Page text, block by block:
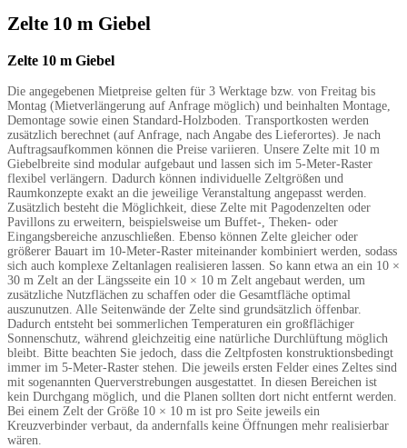
Zelte 10 m Giebel
Zelte 10 m Giebel
Die angegebenen Mietpreise gelten für 3 Werktage bzw. von Freitag bis
Montag (Mietverlängerung auf Anfrage möglich) und beinhalten Montage,
Demontage sowie einen Standard-Holzboden. Transportkosten werden
zusätzlich berechnet (auf Anfrage, nach Angabe des Lieferortes). Je nach
Auftragsaufkommen können die Preise variieren. Unsere Zelte mit 10 m
Giebelbreite sind modular aufgebaut und lassen sich im 5-Meter-Raster
flexibel verlängern. Dadurch können individuelle Zeltgrößen und
Raumkonzepte exakt an die jeweilige Veranstaltung angepasst werden.
Zusätzlich besteht die Möglichkeit, diese Zelte mit Pagodenzelten oder
Pavillons zu erweitern, beispielsweise um Buffet-, Theken- oder
Eingangsbereiche anzuschließen. Ebenso können Zelte gleicher oder
größerer Bauart im 10-Meter-Raster miteinander kombiniert werden, sodass
sich auch komplexe Zeltanlagen realisieren lassen. So kann etwa an ein 10 ×
30 m Zelt an der Längsseite ein 10 × 10 m Zelt angebaut werden, um
zusätzliche Nutzflächen zu schaffen oder die Gesamtfläche optimal
auszunutzen. Alle Seitenwände der Zelte sind grundsätzlich öffenbar.
Dadurch entsteht bei sommerlichen Temperaturen ein großflächiger
Sonnenschutz, während gleichzeitig eine natürliche Durchlüftung möglich
bleibt. Bitte beachten Sie jedoch, dass die Zeltpfosten konstruktionsbedingt
immer im 5-Meter-Raster stehen. Die jeweils ersten Felder eines Zeltes sind
mit sogenannten Querverstrebungen ausgestattet. In diesen Bereichen ist
kein Durchgang möglich, und die Planen sollten dort nicht entfernt werden.
Bei einem Zelt der Größe 10 × 10 m ist pro Seite jeweils ein
Kreuzverbinder verbaut, da andernfalls keine Öffnungen mehr realisierbar
wären.